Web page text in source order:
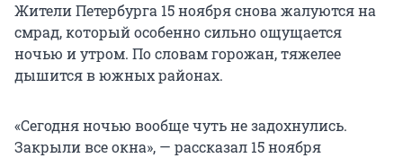
Жители Петербурга 15 ноября снова жалуются на
смрад, который особенно сильно ощущается
ночью и утром. По словам горожан, тяжелее
дышится в южных районах.
«Сегодня ночью вообще чуть не задохнулись.
Закрыли все окна», — рассказал 15 ноября